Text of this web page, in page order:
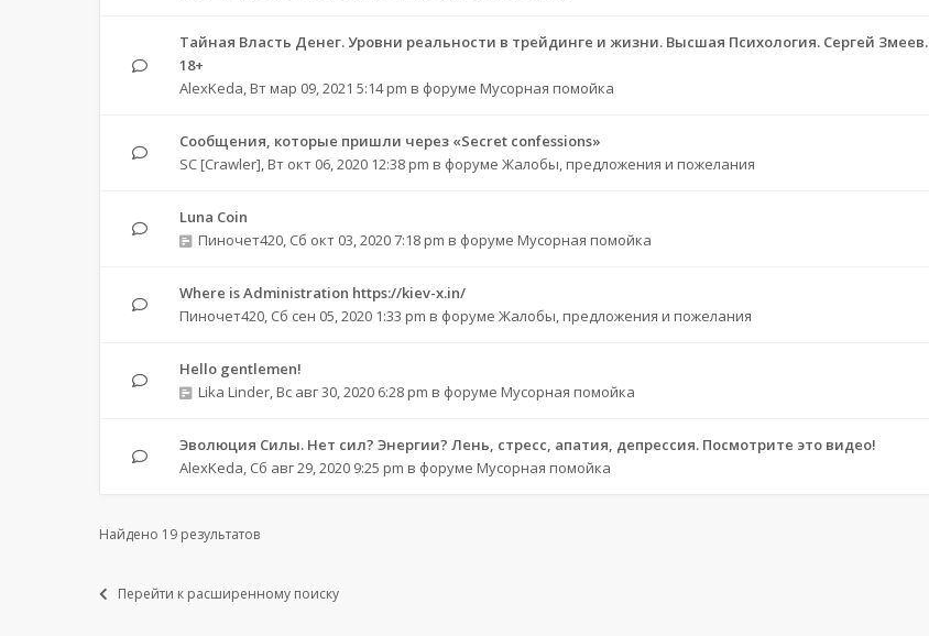
Тайная Власть Денег. Уровни реальности в трейдинге и жизни. Высшая Психология. Сергей Змеев.
18+
AlexKeda, Вт мар 09, 2021 5:14 pm в форуме Мусорная помойка
Сообщения, которые пришли через «Secret confessions»
SC [Crawler], Вт окт 06, 2020 12:38 pm в форуме Жалобы, предложения и пожелания
Luna Coin
Пиночет420, Сб окт 03, 2020 7:18 pm в форуме Мусорная помойка
Where is Administration https://kiev-x.in/
Пиночет420, Сб сен 05, 2020 1:33 pm в форуме Жалобы, предложения и пожелания
Hello gentlemen!
Lika Linder, Вс авг 30, 2020 6:28 pm в форуме Мусорная помойка
Эволюция Силы. Нет сил? Энергии? Лень, стресс, апатия, депрессия. Посмотрите это видео!
AlexKeda, Сб авг 29, 2020 9:25 pm в форуме Мусорная помойка
Найдено 19 результатов
Перейти к расширенному поиску